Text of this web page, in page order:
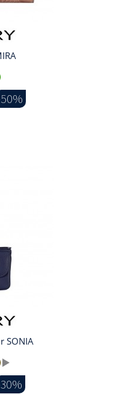
SONIA